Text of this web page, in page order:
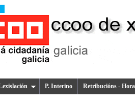
P. Interino Retribucións -